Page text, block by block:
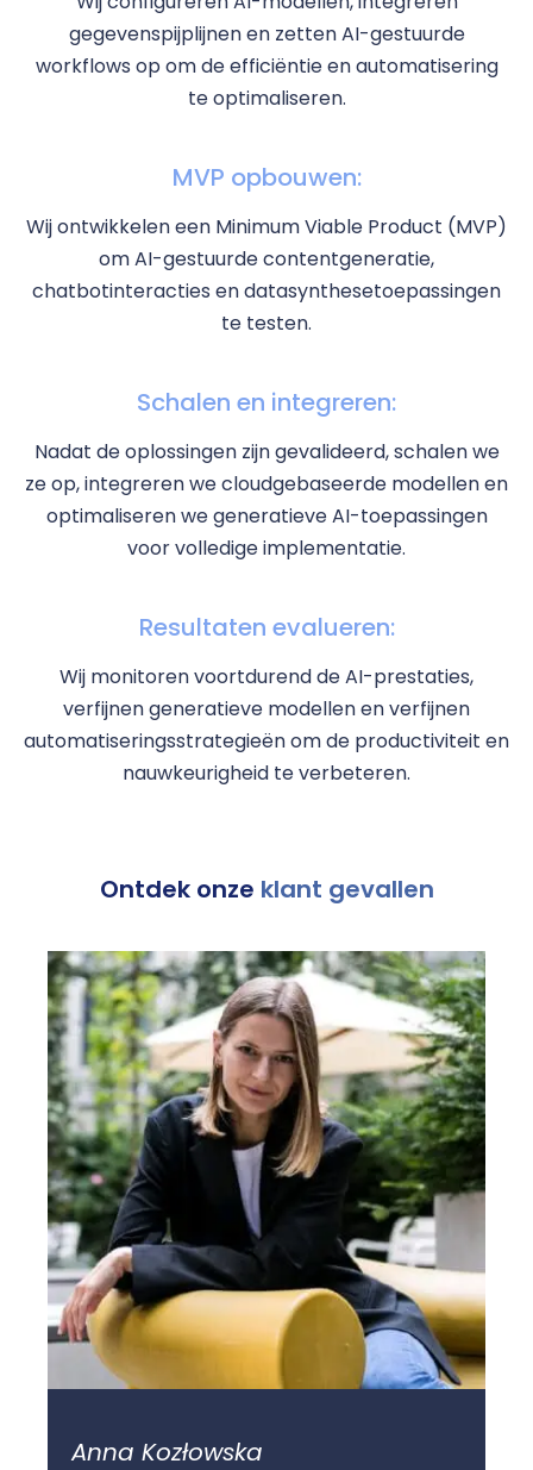
gegevenspijplijnen en zetten AI-gestuurde
workflows op om de efficiëntie en automatisering
te optimaliseren.
MVP opbouwen:
Wij ontwikkelen een Minimum Viable Product (MVP)
om AI-gestuurde contentgeneratie,
chatbotinteracties en datasynthesetoepassingen
te testen.
Schalen en integreren:
Nadat de oplossingen zijn gevalideerd, schalen we
ze op, integreren we cloudgebaseerde modellen en
optimaliseren we generatieve AI-toepassingen
voor volledige implementatie.
Resultaten evalueren:
Wij monitoren voortdurend de AI-prestaties,
verfijnen generatieve modellen en verfijnen
automatiseringsstrategieën om de productiviteit en
nauwkeurigheid te verbeteren.
Ontdek onze klant gevallen
Anna Kozłowska